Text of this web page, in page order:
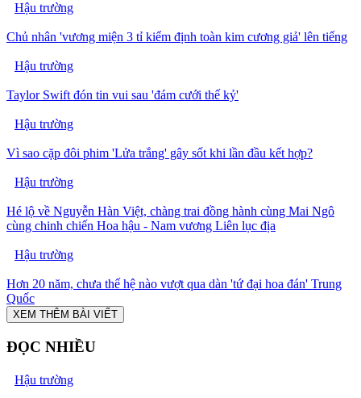
Hậu trường
Chủ nhân 'vương miện 3 tỉ kiểm định toàn kim cương giả' lên tiếng
Hậu trường
Taylor Swift đón tin vui sau 'đám cưới thế kỷ'
Hậu trường
Vì sao cặp đôi phim 'Lửa trắng' gây sốt khi lần đầu kết hợp?
Hậu trường
Hé lộ về Nguyễn Hàn Việt, chàng trai đồng hành cùng Mai Ngô
cùng chinh chiến Hoa hậu - Nam vương Liên lục địa
Hậu trường
Hơn 20 năm, chưa thế hệ nào vượt qua dàn 'tứ đại hoa đán' Trung
Quốc
XEM THÊM BÀI VIẾT
ĐỌC NHIỀU
Hậu trường